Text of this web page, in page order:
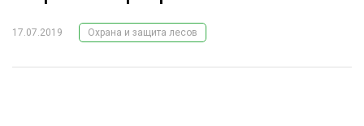
ЛЕСНОЕ ХОЗЯЙСТВО
17.07.2019 Охрана и защита лесов